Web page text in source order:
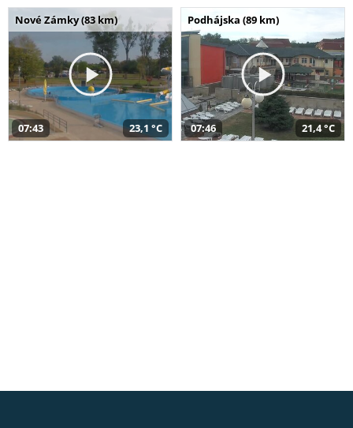
Nové Zámky (83 km)
07:43 23,1 °C
Podhájska (89 km)
07:46 21,4 °C